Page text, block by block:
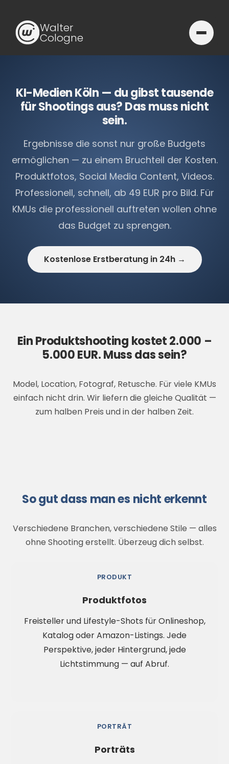
Walter
Cologne
KI-Medien Köln — du gibst tausende
für Shootings aus? Das muss nicht
sein.
Ergebnisse die sonst nur große Budgets
ermöglichen — zu einem Bruchteil der Kosten.
Produktfotos, Social Media Content, Videos.
Professionell, schnell, ab 49 EUR pro Bild. Für
KMUs die professionell auftreten wollen ohne
das Budget zu sprengen.
Kostenlose Erstberatung in 24h →
Ein Produktshooting kostet 2.000 –
5.000 EUR. Muss das sein?
Model, Location, Fotograf, Retusche. Für viele KMUs
einfach nicht drin. Wir liefern die gleiche Qualität —
zum halben Preis und in der halben Zeit.
So gut dass man es nicht erkennt
Verschiedene Branchen, verschiedene Stile — alles
ohne Shooting erstellt. Überzeug dich selbst.
PRODUKT
Produktfotos
Freisteller und Lifestyle-Shots für Onlineshop,
Katalog oder Amazon-Listings. Jede
Perspektive, jeder Hintergrund, jede
Lichtstimmung — auf Abruf.
PORTRÄT
Porträts